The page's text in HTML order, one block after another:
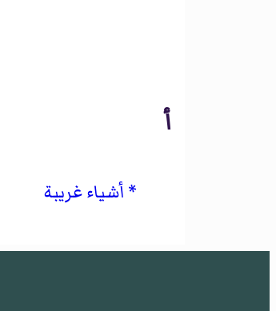
أ
أشياء غريبة